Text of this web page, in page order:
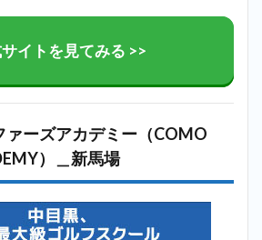
イトを見てみる >>
ァーズアカデミー（COMO
）＿新馬場